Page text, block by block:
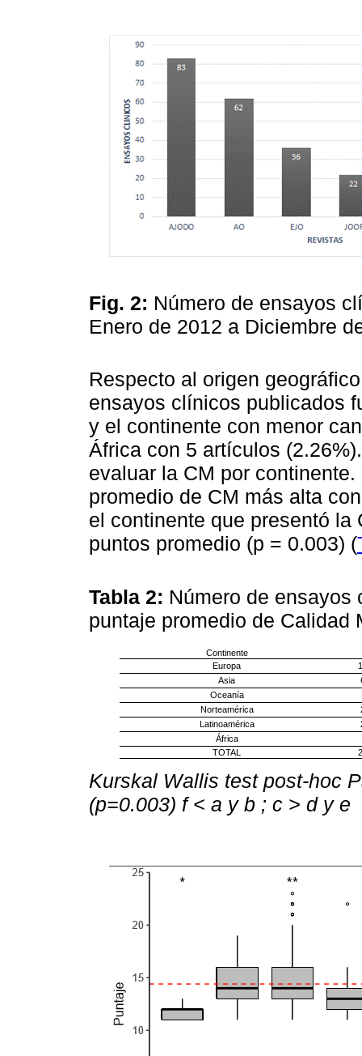
Fig. 2: Número de ensayos
Enero de 2012 a Diciembre
Respecto al origen
ensayos clínicos publicados
y el continente con menor
África con 5 artículos
evaluar la CM por
promedio de CM más alta
el continente que presentó la
puntos promedio (p = 0.003) (
Tabla 2: Número de
puntaje promedio de
Continente
Europa
Asia
Oceanía
Norteamérica
Latinoamérica
África
TOTAL
Kurskal Wallis test post-hoc
(p=0.003) f < a y b ; c > d y e